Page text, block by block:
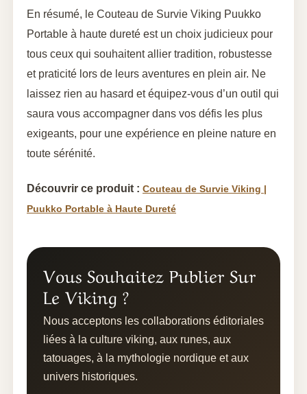
En résumé, le Couteau de Survie Viking Puukko
Portable à haute dureté est un choix judicieux pour
tous ceux qui souhaitent allier tradition, robustesse
et praticité lors de leurs aventures en plein air. Ne
laissez rien au hasard et équipez-vous d’un outil qui
saura vous accompagner dans vos défis les plus
exigeants, pour une expérience en pleine nature en
toute sérénité.
Découvrir ce produit : Couteau de Survie Viking |
Puukko Portable à Haute Dureté
Vous Souhaitez Publier Sur
Le Viking ?
Nous acceptons les collaborations éditoriales
liées à la culture viking, aux runes, aux
tatouages, à la mythologie nordique et aux
univers historiques.